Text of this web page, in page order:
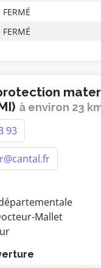
FERMÉ
FERMÉ
à environ 23
93
Mallet